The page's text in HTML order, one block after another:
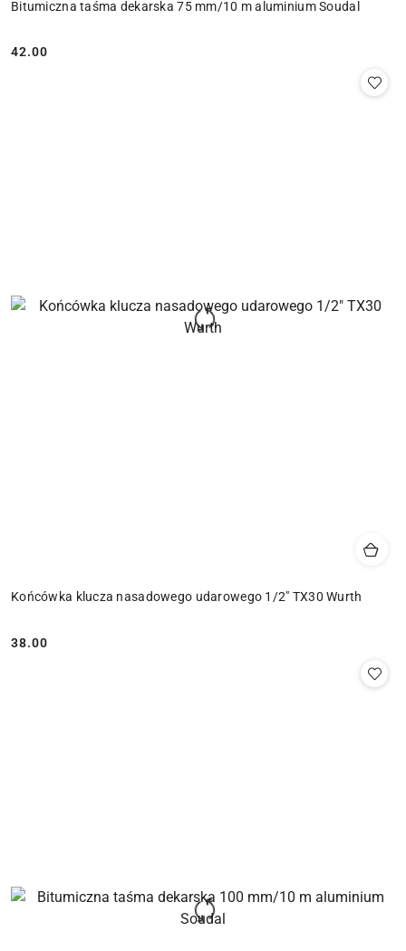
Bitumiczna taśma dekarska 75 mm/10 m aluminium Soudal
Cena:
42.00
Końcówka klucza nasadowego udarowego 1/2" TX30 Wurth
Cena:
38.00